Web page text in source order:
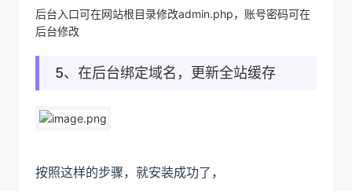
后台入口可在网站根目录修改admin.php，账号密码可在
后台修改
5、在后台绑定域名，更新全站缓存
按照这样的步骤，就安装成功了，